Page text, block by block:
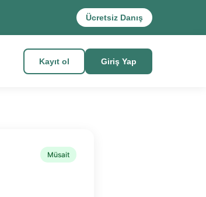
Ücretsiz Danış
Kayıt ol Giriş Yap
Müsait